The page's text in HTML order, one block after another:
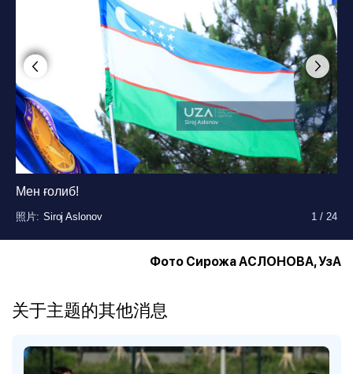
Мен ғолиб!
照片: Siroj Aslonov 1 / 24
照片: Siroj Aslonov 1 / 24
照片: Siroj Aslonov 1 / 24
照片: Siroj Aslonov 1 / 24
照片: Siroj Aslonov 1 / 24
照片: Siroj Aslonov 1 / 24
照片: Siroj Aslonov 1 / 24
照片: Siroj Aslonov 1 / 24
照片: Siroj Aslonov 1 / 24
照片: Siroj Aslonov 1 / 24
照片: Siroj Aslonov 1 / 24
照片: Siroj Aslonov 1 / 24
照片: Siroj Aslonov 1 / 24
照片: Siroj Aslonov 1 / 24
照片: Siroj Aslonov 1 / 24
照片: Siroj Aslonov 1 / 24
照片: Siroj Aslonov 1 / 24
照片: Siroj Aslonov 1 / 24
照片: Siroj Aslonov 1 /24
照片: Siroj Aslonov 1 / 24
照片: Siroj Aslonov 1 / 24
照片: Siroj Aslonov 1 / 24
照片: Siroj Aslonov 1 / 24
照片: Siroj Aslonov 1 / 24
Фото Сирожа АСЛОНОВА, УзА
关于主题的其他消息